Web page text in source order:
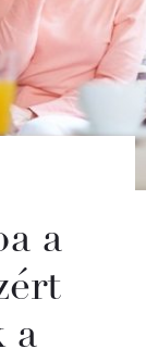
a
a